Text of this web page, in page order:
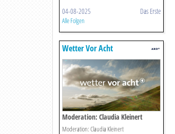
04-08-2025 Das Erste
Alle Folgen
Wetter Vor Acht
Moderation: Claudia Kleinert
Moderation: Claudia Kleinert